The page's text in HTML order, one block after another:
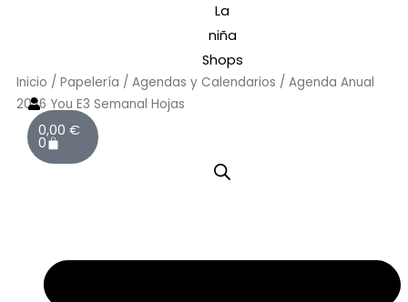
0,00 €
0
Carrito
Inicio / Papelería / Agendas y Calendarios / Agenda Anual
2026 You E3 Semanal Hojas
Sin stock